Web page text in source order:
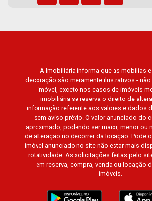
A Imobiliária informa que as mobílias
decoração são meramente ilustrativos -
imóvel, exceto nos casos de imóveis
imobiliária se reserva o direito de
informação referente aos valores e dados
sem aviso prévio. O valor anunciado do
aproximado, podendo ser maior, menor ou
de alteração no decorrer da locação. Pode
imóvel anunciado no site não estar mais
rotatividade. As solicitações feitas pelo
em reserva, compra, venda ou locação
imóveis.